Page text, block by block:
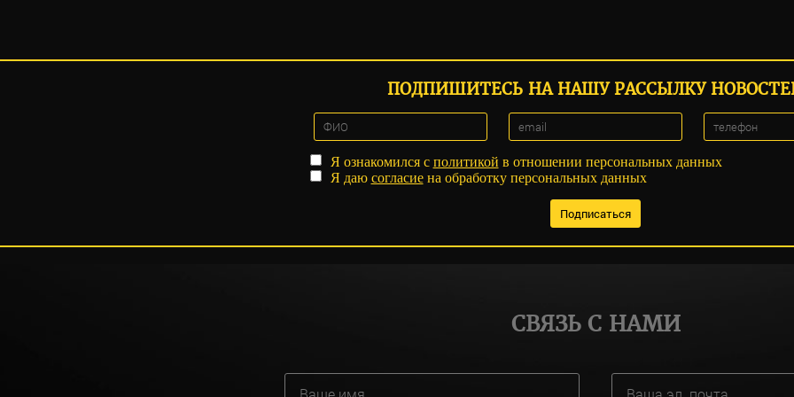
ПОДПИШИТЕСЬ НА НАШУ РАССЫЛКУ
Я ознакомился с политикой в отношении персональных данных
Я даю согласиена обработку персональных данных
СВЯЗЬ С НАМИ